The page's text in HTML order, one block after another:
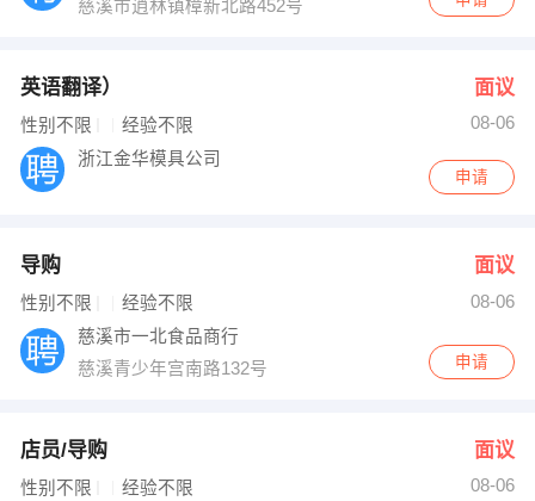
慈溪市逍林镇樟新北路452号
英语翻译） 面议
性别不限 经验不限
08-06
浙江金华模具公司
申请
导购 面议
性别不限 经验不限
08-06
慈溪市一北食品商行
慈溪青少年宫南路132号
申请
店员/导购 面议
性别不限 经验不限
08-06